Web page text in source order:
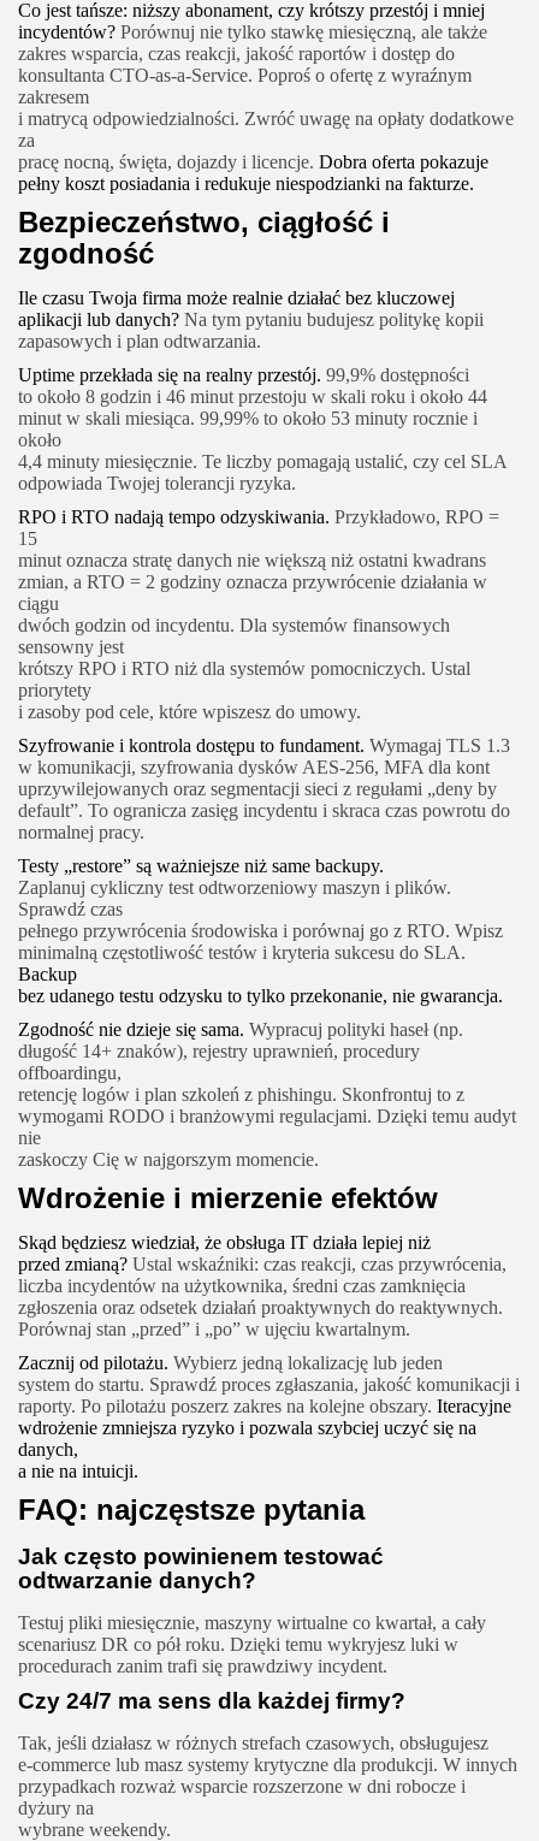
Co jest tańsze: niższy abonament, czy krótszy przestój i mniej
incydentów? Porównuj nie tylko stawkę miesięczną, ale także
zakres wsparcia, czas reakcji, jakość raportów i dostęp do
konsultanta CTO-as-a-Service. Poproś o ofertę z wyraźnym
zakresem
i matrycą odpowiedzialności. Zwróć uwagę na opłaty dodatkowe
za
pracę nocną, święta, dojazdy i licencje. Dobra oferta pokazuje
pełny koszt posiadania i redukuje niespodzianki na fakturze.
Bezpieczeństwo, ciągłość i
zgodność
Ile czasu Twoja firma może realnie działać bez kluczowej
aplikacji lub danych? Na tym pytaniu budujesz politykę kopii
zapasowych i plan odtwarzania.
Uptime przekłada się na realny przestój. 99,9% dostępności
to około 8 godzin i 46 minut przestoju w skali roku i około 44
minut w skali miesiąca. 99,99% to około 53 minuty rocznie i
około
4,4 minuty miesięcznie. Te liczby pomagają ustalić, czy cel SLA
odpowiada Twojej tolerancji ryzyka.
RPO i RTO nadają tempo odzyskiwania. Przykładowo, RPO =
15
minut oznacza stratę danych nie większą niż ostatni kwadrans
zmian, a RTO = 2 godziny oznacza przywrócenie działania w
ciągu
dwóch godzin od incydentu. Dla systemów finansowych
sensowny jest
krótszy RPO i RTO niż dla systemów pomocniczych. Ustal
priorytety
i zasoby pod cele, które wpiszesz do umowy.
Szyfrowanie i kontrola dostępu to fundament. Wymagaj TLS 1.3
w komunikacji, szyfrowania dysków AES‑256, MFA dla kont
uprzywilejowanych oraz segmentacji sieci z regułami „deny by
default”. To ogranicza zasięg incydentu i skraca czas powrotu do
normalnej pracy.
Testy „restore” są ważniejsze niż same backupy.
Zaplanuj cykliczny test odtworzeniowy maszyn i plików.
Sprawdź czas
pełnego przywrócenia środowiska i porównaj go z RTO. Wpisz
minimalną częstotliwość testów i kryteria sukcesu do SLA.
Backup
bez udanego testu odzysku to tylko przekonanie, nie gwarancja.
Zgodność nie dzieje się sama. Wypracuj polityki haseł (np.
długość 14+ znaków), rejestry uprawnień, procedury
offboardingu,
retencję logów i plan szkoleń z phishingu. Skonfrontuj to z
wymogami RODO i branżowymi regulacjami. Dzięki temu audyt
nie
zaskoczy Cię w najgorszym momencie.
Wdrożenie i mierzenie efektów
Skąd będziesz wiedział, że obsługa IT działa lepiej niż
przed zmianą? Ustal wskaźniki: czas reakcji, czas przywrócenia,
liczba incydentów na użytkownika, średni czas zamknięcia
zgłoszenia oraz odsetek działań proaktywnych do reaktywnych.
Porównaj stan „przed” i „po” w ujęciu kwartalnym.
Zacznij od pilotażu. Wybierz jedną lokalizację lub jeden
system do startu. Sprawdź proces zgłaszania, jakość komunikacji i
raporty. Po pilotażu poszerz zakres na kolejne obszary. Iteracyjne
wdrożenie zmniejsza ryzyko i pozwala szybciej uczyć się na
danych,
a nie na intuicji.
FAQ: najczęstsze pytania
Jak często powinienem testować
odtwarzanie danych?
Testuj pliki miesięcznie, maszyny wirtualne co kwartał, a cały
scenariusz DR co pół roku. Dzięki temu wykryjesz luki w
procedurach zanim trafi się prawdziwy incydent.
Czy 24/7 ma sens dla każdej firmy?
Tak, jeśli działasz w różnych strefach czasowych, obsługujesz
e‑commerce lub masz systemy krytyczne dla produkcji. W innych
przypadkach rozważ wsparcie rozszerzone w dni robocze i
dyżury na
wybrane weekendy.